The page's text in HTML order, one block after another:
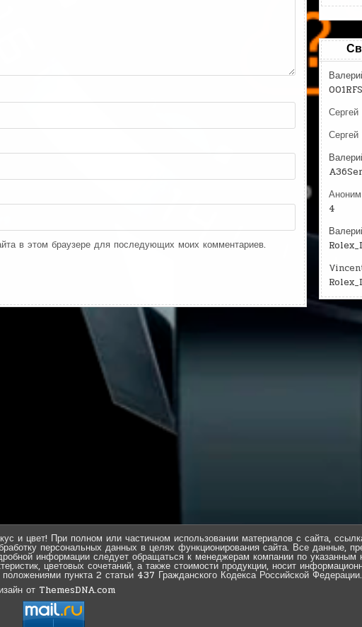
в этом браузере для последующих моих комментариев.
Сергей
Сергей
Аноним
4
При полном или частичном использовании материалов с сайта,
персональных данных в целях функционирования сайта. Все данные,
информации следует обращаться к менеджерам компании по
цветовых сочетаний, а также стоимости продукции, носит
пункта 2 статьи 437 Гражданского Кодекса Российской Федерации.
от ThemesDNA.com